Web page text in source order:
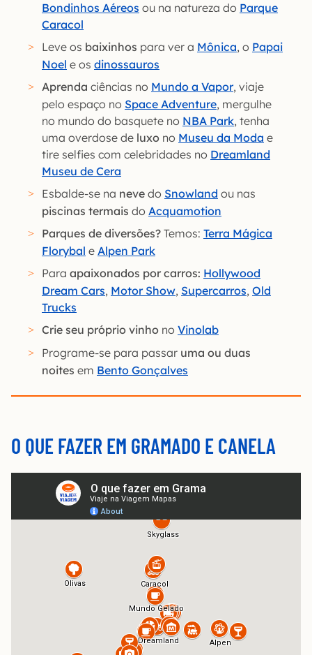
Bondinhos Aéreos ou na natureza do Parque
Caracol
Leve os baixinhos para ver a Mônica, o Papai
Noel e os dinossauros
Aprenda ciências no Mundo a Vapor, viaje
pelo espaço no Space Adventure, mergulhe
no mundo do basquete no NBA Park, tenha
uma overdose de luxo no Museu da Moda e
tire selfies com celebridades no Dreamland
Museu de Cera
Esbalde-se na neve do Snowland ou nas
piscinas termais do Acquamotion
Parques de diversões? Temos: Terra Mágica
Florybal e Alpen Park
Para apaixonados por carros: Hollywood
Dream Cars, Motor Show, Supercarros, Old
Trucks
Crie seu próprio vinho no Vinolab
Programe-se para passar uma ou duas
noites em Bento Gonçalves
O QUE FAZER EM GRAMADO E CANELA